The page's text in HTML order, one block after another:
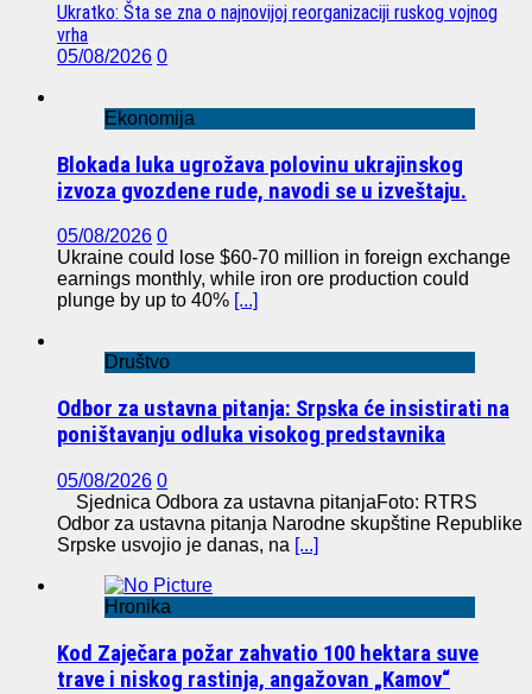
Ukratko: Šta se zna o najnovijoj reorganizaciji ruskog vojnog
vrha
05/08/2026 0
Ekonomija
Blokada luka ugrožava polovinu ukrajinskog
izvoza gvozdene rude, navodi se u izveštaju.
05/08/2026 0
Ukraine could lose $60-70 million in foreign exchange
earnings monthly, while iron ore production could
plunge by up to 40% [...]
Društvo
Odbor za ustavna pitanja: Srpska će insistirati na
poništavanju odluka visokog predstavnika
05/08/2026 0
Sjednica Odbora za ustavna pitanjaFoto: RTRS
Odbor za ustavna pitanja Narodne skupštine Republike
Srpske usvojio je danas, na [...]
Hronika
Kod Zaječara požar zahvatio 100 hektara suve
trave i niskog rastinja, angažovan „Kamov“